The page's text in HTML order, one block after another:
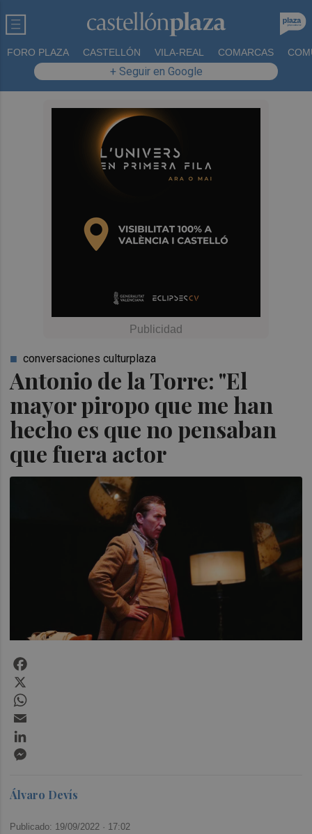
FORO PLAZA CASTELLÓN VILA-REAL COMARCAS
+ Seguir en Google
Antonio de la Torre: "El
mayor piropo que me han
hecho es que no pensaban
que fuera actor
conversaciones culturplaza
Álvaro Devís
Publicado: 19/09/2022 · 17:02